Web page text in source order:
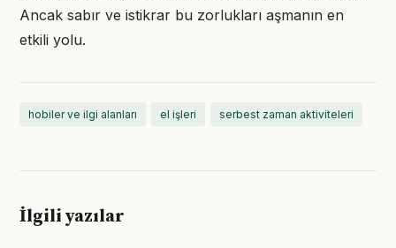
Ancak sabır ve istikrar bu zorlukları aşmanın en
etkili yolu.
hobiler ve ilgi alanları el işleri serbest zaman aktiviteleri
İlgili yazılar